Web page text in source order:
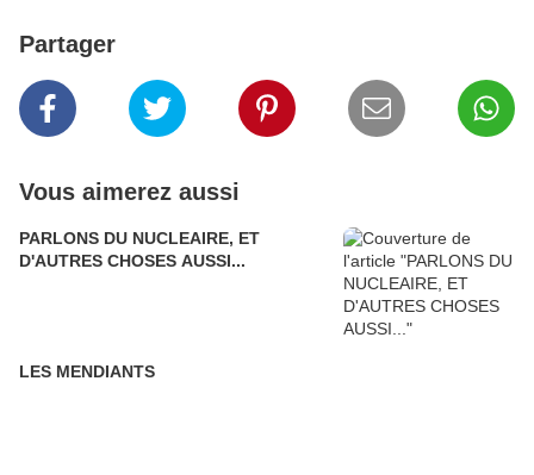
Partager
Vous aimerez aussi
PARLONS DU NUCLEAIRE, ET
D'AUTRES CHOSES AUSSI...
LES MENDIANTS